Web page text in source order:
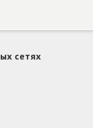
сетях